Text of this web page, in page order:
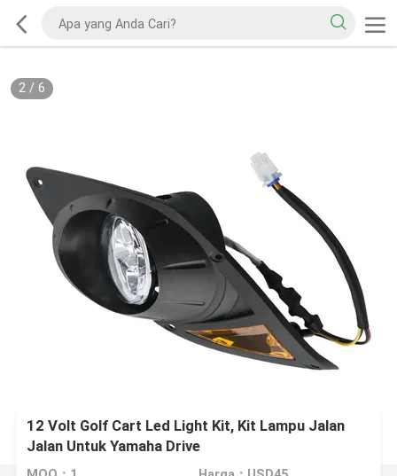
2/ 6
12 Volt Golf Cart Led Light Kit, Kit Lampu Jalan
Jalan Untuk Yamaha Drive